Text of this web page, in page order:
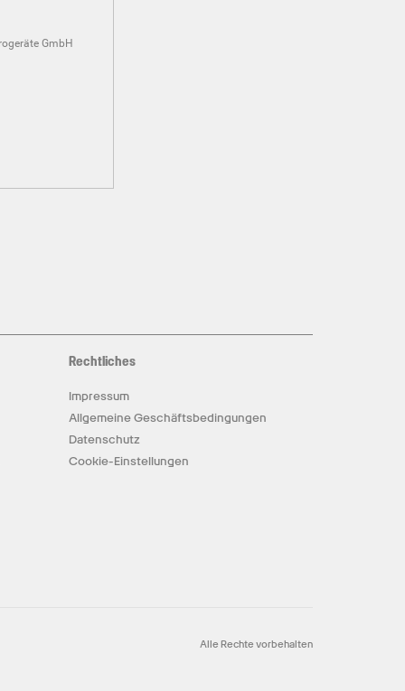
GmbH
Rechtliches
Impressum
Allgemeine Geschäftsbedingungen
Datenschutz
Cookie-Einstellungen
Alle Rechte vorbehalten